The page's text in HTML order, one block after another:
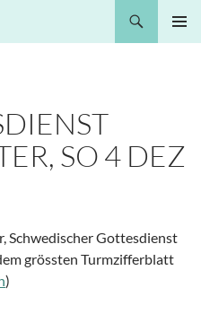
SO 4 DEZ
Schwedischer Gottesdienst
grössten Turmzifferblatt
)